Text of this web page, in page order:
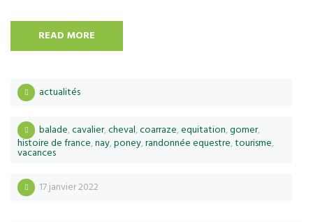
READ MORE
actualités
balade,cavalier,cheval,coarraze,equitation,gomer,
histoire de france,nay,poney,randonnée equestre,tourisme,
vacances
17 janvier 2022